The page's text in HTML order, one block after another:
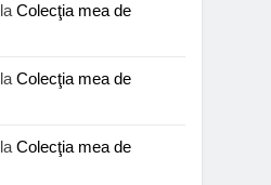
laColecţia mea de
laColecţia mea de
laColecţia mea de